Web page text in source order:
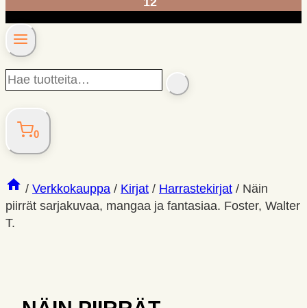
Hae
tuotteita…
SEARCH
0
/ Verkkokauppa / Kirjat / Harrastekirjat / Näin
piirrät sarjakuvaa, mangaa ja fantasiaa. Foster, Walter
T.